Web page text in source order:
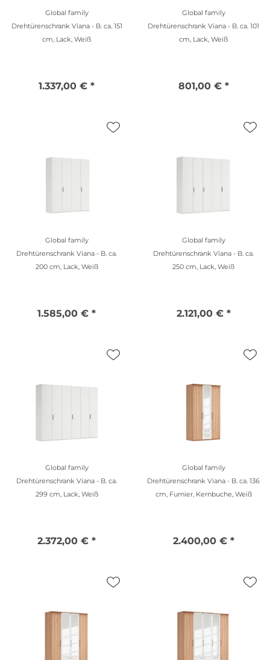
Global family
Drehtürenschrank Viana - B. ca. 151
cm, Lack, Weiß
1.337,00 € *
Global family
Drehtürenschrank Viana - B. ca. 101
cm, Lack, Weiß
801,00 € *
Global family
Drehtürenschrank Viana - B. ca.
200 cm, Lack, Weiß
1.585,00 € *
Global family
Drehtürenschrank Viana - B. ca.
250 cm, Lack, Weiß
2.121,00 € *
Global family
Drehtürenschrank Viana - B. ca.
299 cm, Lack, Weiß
2.372,00 € *
Global family
Drehtürenschrank Viana - B. ca. 136
cm, Furnier, Kernbuche, Weiß
2.400,00 € *